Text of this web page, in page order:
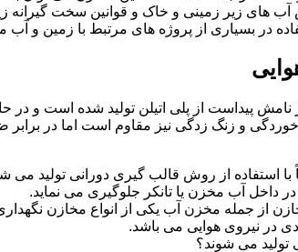
آب های زیر زمینی و خاک و قوانین سخت
در بسیاری از پروژه های مرتبط با زمین و آب
نامش پیداست از پلی اتیلن تولید شده است و
خوردگی و زنگ زدگی نیز مقاوم است اما در
با استفاده از روش قالب گیری دورانی تولید
داخل آب مخزن یا تانکر جلوگیری می نماید.
از جمله مخزن آب یکی از انواع مخازن
در نیروی هوایی می باشد.
تولید می شوند؟